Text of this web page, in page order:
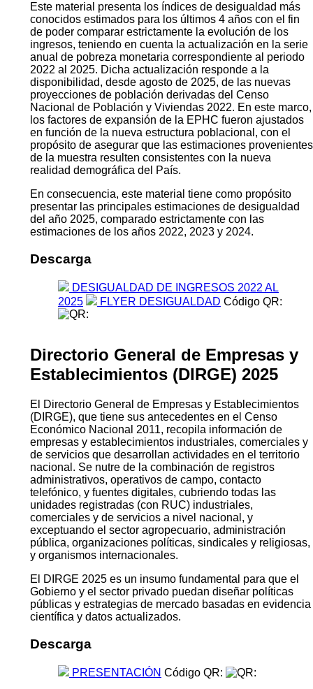
Este material presenta los índices de desigualdad más
conocidos estimados para los últimos 4 años con el fin
de poder comparar estrictamente la evolución de los
ingresos, teniendo en cuenta la actualización en la serie
anual de pobreza monetaria correspondiente al periodo
2022 al 2025. Dicha actualización responde a la
disponibilidad, desde agosto de 2025, de las nuevas
proyecciones de población derivadas del Censo
Nacional de Población y Viviendas 2022. En este marco,
los factores de expansión de la EPHC fueron ajustados
en función de la nueva estructura poblacional, con el
propósito de asegurar que las estimaciones provenientes
de la muestra resulten consistentes con la nueva
realidad demográfica del País.
En consecuencia, este material tiene como propósito
presentar las principales estimaciones de desigualdad
del año 2025, comparado estrictamente con las
estimaciones de los años 2022, 2023 y 2024.
Descarga
DESIGUALDAD DE INGRESOS 2022 AL
2025
FLYER DESIGUALDAD Código QR:
Directorio General de Empresas y
Establecimientos (DIRGE) 2025
El Directorio General de Empresas y Establecimientos
(DIRGE), que tiene sus antecedentes en el Censo
Económico Nacional 2011, recopila información de
empresas y establecimientos industriales, comerciales y
de servicios que desarrollan actividades en el territorio
nacional. Se nutre de la combinación de registros
administrativos, operativos de campo, contacto
telefónico, y fuentes digitales, cubriendo todas las
unidades registradas (con RUC) industriales,
comerciales y de servicios a nivel nacional, y
exceptuando el sector agropecuario, administración
pública, organizaciones políticas, sindicales y religiosas,
y organismos internacionales.
El DIRGE 2025 es un insumo fundamental para que el
Gobierno y el sector privado puedan diseñar políticas
públicas y estrategias de mercado basadas en evidencia
científica y datos actualizados.
Descarga
PRESENTACIÓN Código QR: